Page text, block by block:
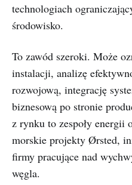
technologiach
środowisko.
To zawód szeroki. Może
instalacji, analizę
rozwojową, integrację
biznesową po stronie
z rynku to zespoły energii
morskie projekty Ørsted,
firmy pracujące nad
węgla.